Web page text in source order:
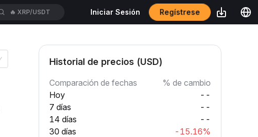
🔥 XRP/USDT Iniciar Sesión Regístrese
Historial de precios (USD)
Comparación de fechas
% de cambio
Hoy
--
7 días
--
14 días
--
30 días
-15.16%